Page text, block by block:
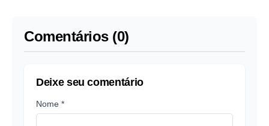
Comentários (0)
Deixe seu comentário
Nome *